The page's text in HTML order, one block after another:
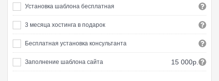
Установка шаблона бесплатная
3 месяца хостинга в подарок
Бесплатная установка консультанта
Заполнение шаблона сайта 15 000р.